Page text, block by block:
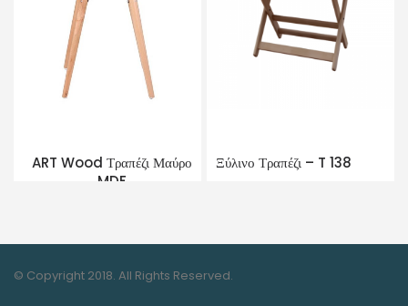
ART Wood Τραπέζι Μαύρο
MDF
Ξύλινο Τραπέζι – T 138
© Copyright 2018. All Rights Reserved.